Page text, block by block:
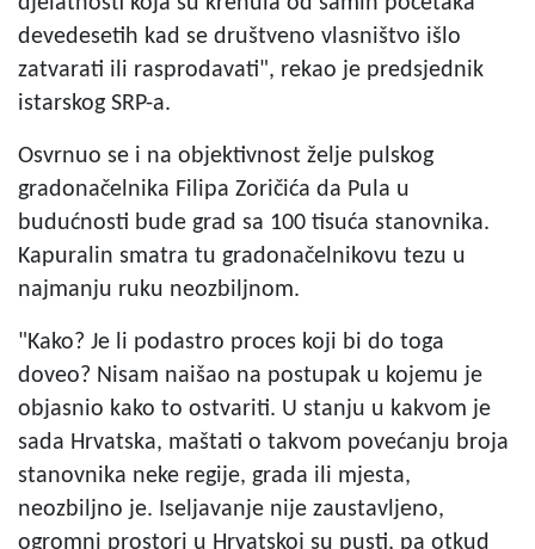
devedesetih kad se društveno vlasništvo išlo
zatvarati ili rasprodavati", rekao je predsjednik
istarskog SRP-a.
Osvrnuo se i na objektivnost želje pulskog
gradonačelnika Filipa Zoričića da Pula u
budućnosti bude grad sa 100 tisuća stanovnika.
Kapuralin smatra tu gradonačelnikovu tezu u
najmanju ruku neozbiljnom.
"Kako? Je li podastro proces koji bi do toga
doveo? Nisam naišao na postupak u kojemu je
objasnio kako to ostvariti. U stanju u kakvom je
sada Hrvatska, maštati o takvom povećanju broja
stanovnika neke regije, grada ili mjesta,
neozbiljno je. Iseljavanje nije zaustavljeno,
ogromni prostori u Hrvatskoj su pusti, pa otkud